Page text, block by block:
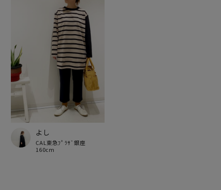
よし
CAL東急ﾌﾟﾗｻﾞ銀座
160cm